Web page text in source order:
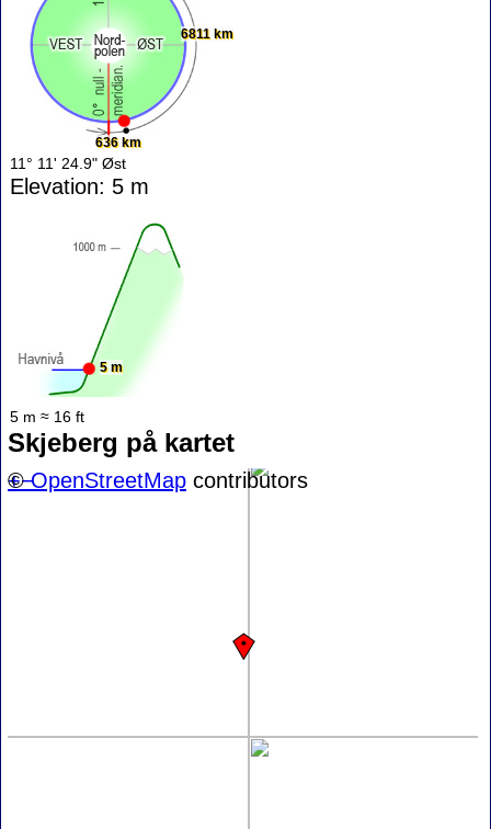
636 km
6811 km
11° 11' 24.9" Øst
Elevation: 5 m
5 m
5 m ≈ 16 ft
Skjeberg på kartet
+−
©OpenStreetMap contributors